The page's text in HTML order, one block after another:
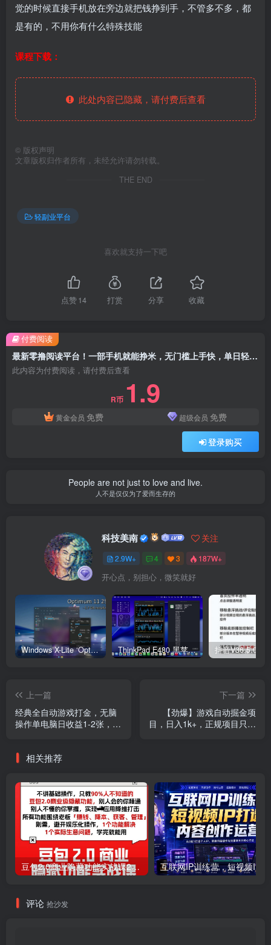
觉的时候直接手机放在旁边就把钱挣到手，不管多不多，都
是有的，不用你有什么特殊技能
课程下载：
此处内容已隐藏，请付费后查看
© 版权声明
文章版权归作者所有，未经允许请勿转载。
THE END
轻副业平台
喜欢就支持一下吧
点赞14 打赏 分享 收藏
最新零撸阅读平台！一部手机就能挣米，无门槛上手快，单日轻松收益50-3张【揭秘】
此内容为付费阅读，请付费后查看
R币 1.9
黄金会员 免费 超级会员 免费
登录购买
付费阅读
People are not just to love and live.
人不是仅仅为了爱而生存的
科技美南 关注
2.9W+ 4 3 187W+
开心点，别担心，微笑就好
Windows X-Lite ‘Optimum 11’ 25H2 Pro v2 ThinkPad E480 黑苹果完美Tahoe的EFI分享（2026.03.01更新） 抖音V36.5.0 内
上一篇
经典全自动游戏打金，无脑
操作单电脑日收益1-2张，稳
下一篇
【劲爆】游戏自动掘金项
目，日入1k+，正规项目只需
相关推荐
豆包2.0商业隐藏功能实战课2026，1个功能解决1个实际生意问题，学完就能用
评论 抢沙发